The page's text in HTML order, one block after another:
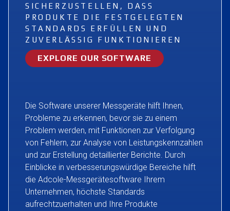
SICHERZUSTELLEN, DASS
PRODUKTE DIE FESTGELEGTEN
STANDARDS ERFÜLLEN UND
ZUVERLÄSSIG FUNKTIONIEREN
EXPLORE OUR SOFTWARE
Die Software unserer Messgeräte hilft Ihnen,
Probleme zu erkennen, bevor sie zu einem
Problem werden, mit Funktionen zur Verfolgung
von Fehlern, zur Analyse von Leistungskennzahlen
und zur Erstellung detaillierter Berichte. Durch
Einblicke in verbesserungswürdige Bereiche hilft
die Adcole-Messgerätesoftware Ihrem
Unternehmen, höchste Standards
aufrechtzuerhalten und Ihre Produkte